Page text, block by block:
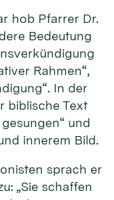
hob Pfarrer Dr.
Bedeutung
Rahmen“,
In der
biblische Text
und
innerem Bild.
sprach er
„Sie schaffen